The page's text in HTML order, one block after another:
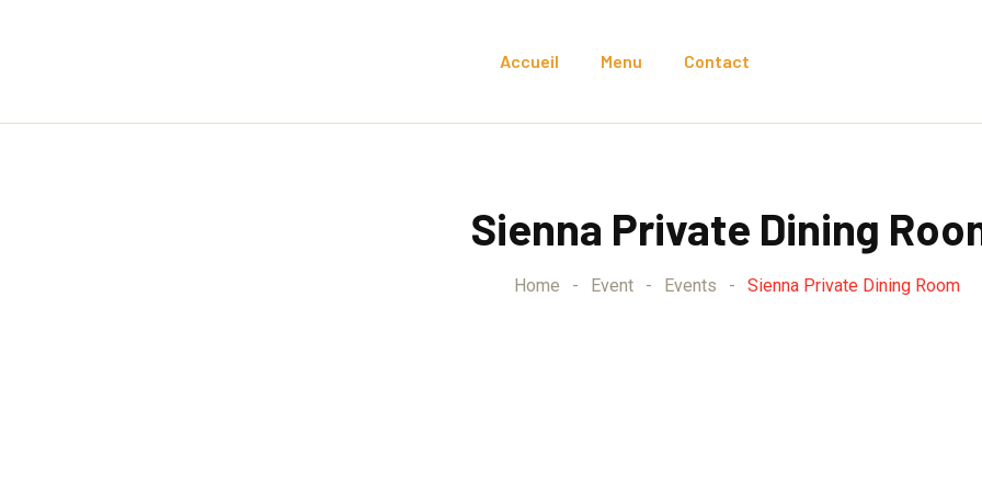
Accueil Menu Contact
Sienna Private Dining
Home - Event - Events - Sienna Private Dining Room